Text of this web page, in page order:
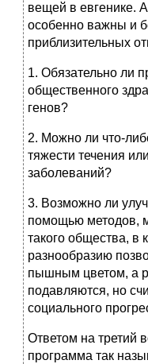
вещей в евгенике.
особенно важны и
приблизительных
1. Обязательно ли
общественного
генов?
2. Можно ли что-
тяжести течения
заболеваний?
3. Возможно ли
помощью методов,
такого общества, в
разнообразию
пышным цветом, а
подавляются, но
социального
Ответом на третий
программа так